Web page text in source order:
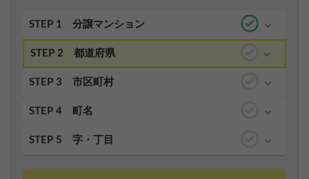
STEP 1 分譲マンション
STEP 2 都道府県
STEP 3 市区町村
STEP 4 町名
STEP 5 字・丁目